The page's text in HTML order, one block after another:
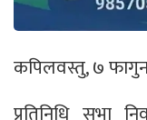
कपिलवस्तु, ७